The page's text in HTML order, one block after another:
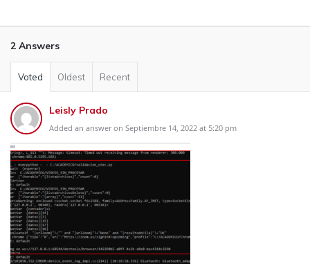
2 Answers
Voted Oldest Recent
Leisly Prado
Added an answer on Septiembre 14, 2022 at 5:20 pm